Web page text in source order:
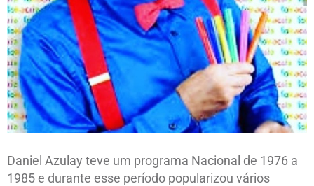
Daniel Azulay teve um programa Nacional de 1976 a
1985 e durante esse período popularizou vários